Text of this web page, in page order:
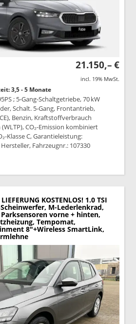
21.150,– €
incl. 19% MwSt.
3,5 - 5 Monate
; 5-Gang-Schaltgetriebe, 70 kW
Schalt. 5-Gang, Frontantrieb,
Benzin, Kraftstoffverbrauch
CO₂-Emission kombiniert
Klasse C, Garantieleistung:
Fahrzeugnr.: 107330
drucken
KOSTENLOS! 1.0 TSI
Scheinwerfer, M-Lederlenkrad,
vorne + hinten,
Tempomat,
8"+Wireless SmartLink,